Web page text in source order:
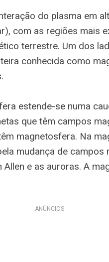
do plasma em
com as regiões mais
terrestre. Um dos
conhecida como
estende-se numa
que têm campos
magnetosfera. Na
mudança de
e as auroras. A
ANÚNCIOS